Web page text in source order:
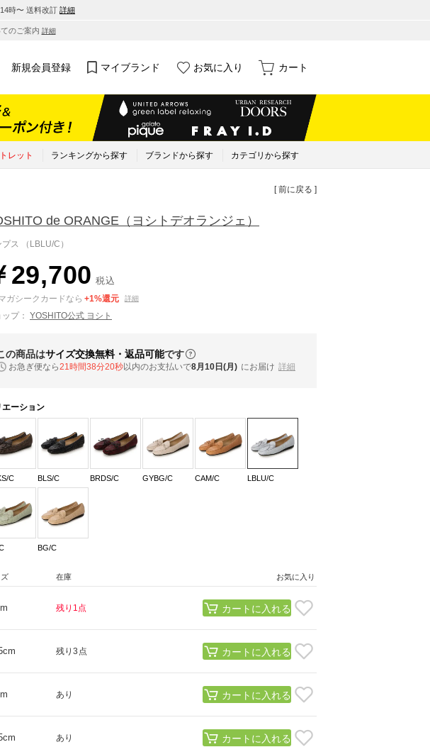
時〜 送料改訂 詳細
のご案内 詳細
新規会員登録 マイブランド お気に入り カート
レット ランキングから探す ブランドから探す カテゴリから探す
[ 前に戻る ]
de ORANGE （ヨシトデオランジェ）
プス （LBLU/C）
29,700 税込
ガシークカードなら +1%還元 詳細
プ： YOSHITO公式 ヨシト
の商品はサイズ交換無料・返品可能です
お急ぎ便なら21時間38分19秒以内のお支払いで8月10日(月) にお届け 詳細
エーション
C BLS/C BRDS/C GYBG/C CAM/C LBLU/C
BG/C
在庫 お気に入り
残り1点 カートに入れる
残り3点 カートに入れる
あり カートに入れる
あり カートに入れる